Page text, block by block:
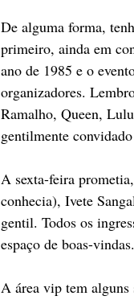
De alguma forma,
primeiro, ainda em
ano de 1985 e o
organizadores.
Ramalho, Queen,
gentilmente
A sexta-feira
conhecia), Ivete
gentil. Todos os
espaço de boas-
A área vip tem alguns